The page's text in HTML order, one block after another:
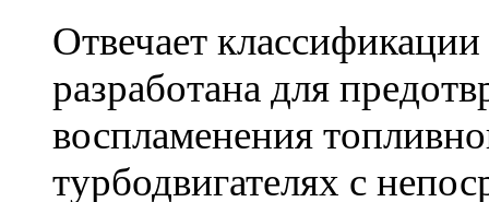
Отвечает классификации
разработана для
воспламенения
турбодвигателях с